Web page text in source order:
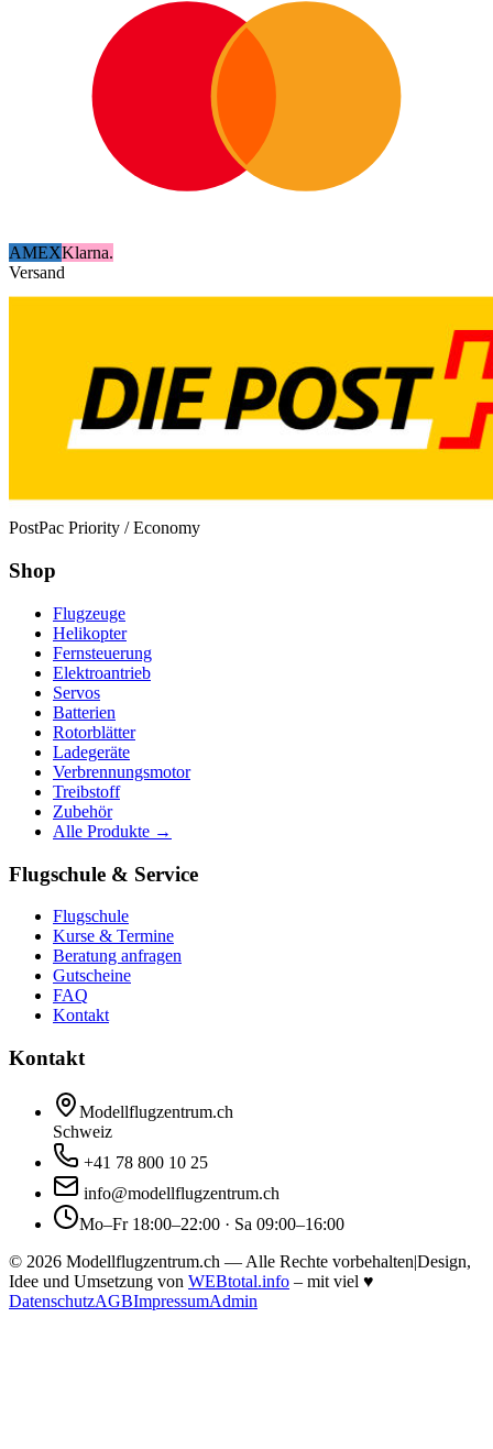
AMEXKlarna.
Versand
PostPac Priority / Economy
Shop
Flugzeuge
Helikopter
Fernsteuerung
Elektroantrieb
Servos
Batterien
Rotorblätter
Ladegeräte
Verbrennungsmotor
Treibstoff
Zubehör
Alle Produkte →
Flugschule & Service
Flugschule
Kurse & Termine
Beratung anfragen
Gutscheine
FAQ
Kontakt
Kontakt
Modellflugzentrum.ch
Schweiz
+41 78 800 10 25
info@modellflugzentrum.ch
Mo–Fr 18:00–22:00 · Sa 09:00–16:00
© 2026 Modellflugzentrum.ch — Alle Rechte vorbehalten|Design,
Idee und Umsetzung von WEBtotal.info – mit viel ♥
DatenschutzAGBImpressumAdmin